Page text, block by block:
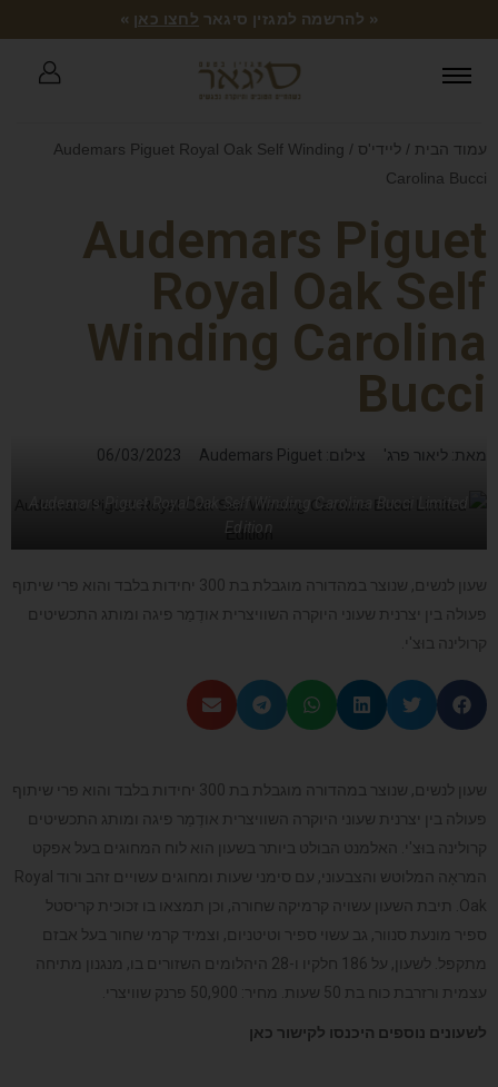
« להרשמה למגזין סיגאר לחצו כאן »
עמוד הבית / ליידי'ס
/ Audemars Piguet Royal Oak Self Winding
Carolina Bucci
Audemars Piguet
Royal Oak Self
Winding Carolina
Bucci
מאת: ליאור פרג' צילום: Audemars Piguet 06/03/2023
Audemars Piguet Royal Oak Self Winding Carolina Bucci Limited
Edition
שעון לנשים, שנוצר במהדורה מוגבלת בת 300 יחידות בלבד והוא פרי שיתוף
פעולה בין יצרנית שעוני היוקרה השוויצרית אודֶמַר פיגה ומותג התכשיטים
קרולינה בוּצ'י.
שעון לנשים, שנוצר במהדורה מוגבלת בת 300 יחידות בלבד והוא פרי שיתוף
פעולה בין יצרנית שעוני היוקרה השוויצרית אודֶמַר פיגה ומותג התכשיטים
קרולינה בוּצ'י. האלמנט הבולט ביותר בשעון הוא לוח המחוגים בעל אפקט
המראָה המלוטש והצבעוני, עם סימני שעות ומחוגים עשויים זהב ורוד Royal
Oak. תיבת השעון עשויה קרמיקה שחורה, וכן תמצאו בו זכוכית קריסטל
ספיר מונעת סנוור, גב עשוי ספיר וטיטניום, וצמיד קרמי שחור בעל אבזם
מתקפל. לשעון, על 186 חלקיו ו-28 היהלומים השזורים בו, מנגנון מתיחה
עצמית ורזרבת כוח בת 50 שעות. מחיר: 50,900 פרנק שוויצרי.
לשעונים נוספים היכנסו לקישור כאן